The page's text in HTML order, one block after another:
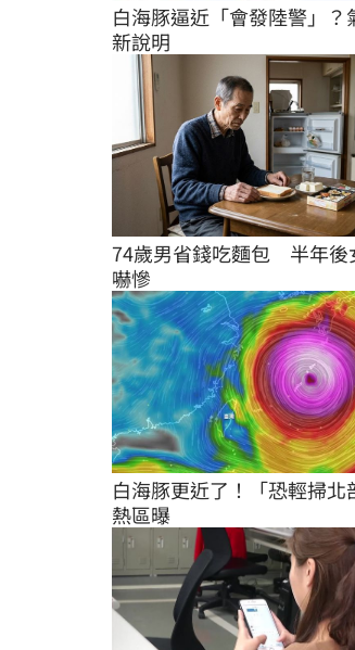
白海豚逼近「會發陸警」？
新說明
74歲男省錢吃麵包　半年後
嚇慘
白海豚更近了！「恐輕掃北
熱區曝